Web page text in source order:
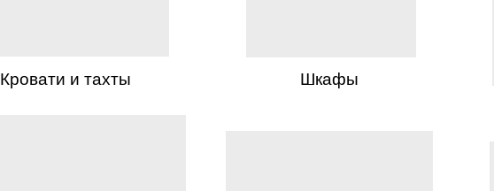
Кровати и тахты Шкафы